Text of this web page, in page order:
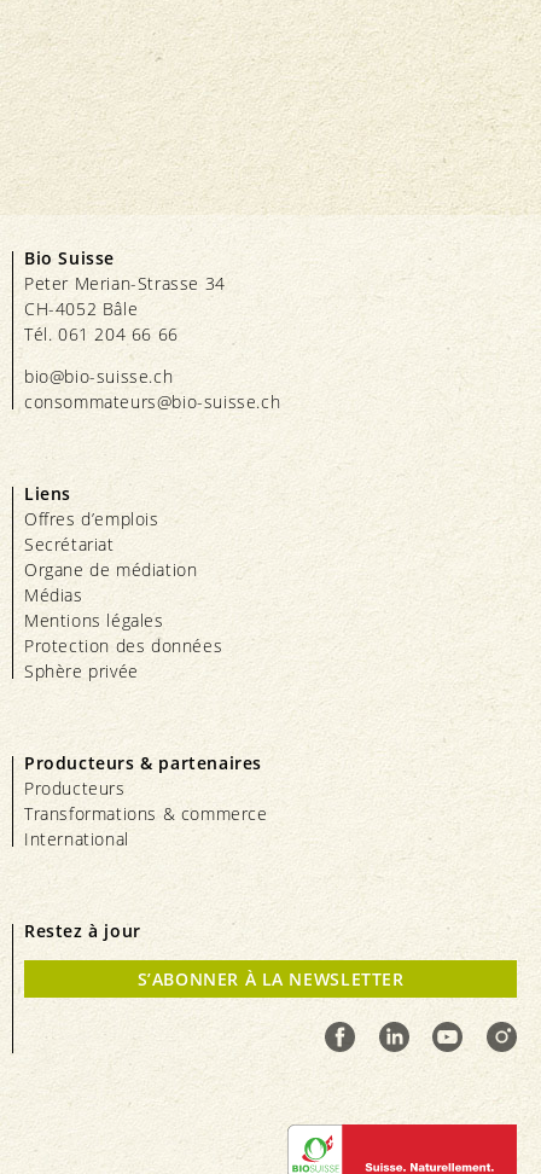
Bio Suisse
Peter Merian-Strasse 34
CH-4052 Bâle
Tél. 061 204 66 66
bio@bio-suisse.ch
consommateurs@bio-suisse.ch
Liens
Offres d’emplois
Secrétariat
Organe de médiation
Médias
Mentions légales
Protection des données
Sphère privée
Producteurs & partenaires
Producteurs
Transformations & commerce
International
Restez à jour
S’ABONNER À LA NEWSLETTER